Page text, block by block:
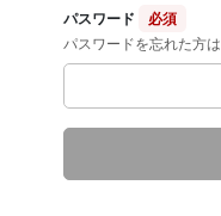
パスワード
必須
パスワードを忘れた方は